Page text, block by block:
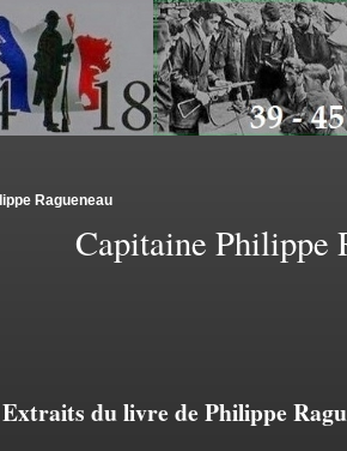
Ragueneau
Capitaine Philippe
Extraits du livre de Philippe